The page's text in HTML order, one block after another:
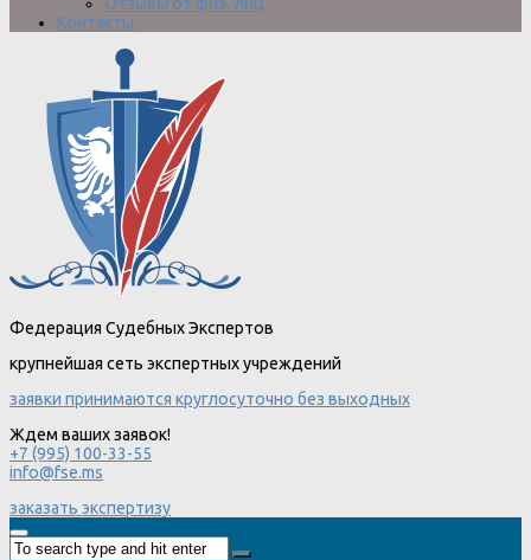
Отзывы от физ. лиц
Контакты
Федерация Судебных Экспертов
крупнейшая сеть экспертных учреждений
заявки принимаются круглосуточно без выходных
Ждем ваших заявок!
+7 (995) 100-33-55
info@fse.ms
заказать экспертизу